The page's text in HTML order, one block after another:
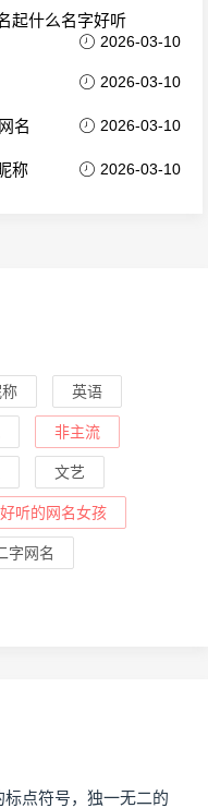
起什么名字好听
2026-03-10
2026-03-10
名 2026-03-10
称 2026-03-10
英语
非主流
文艺
好听的网名女孩
字网名
点符号，独一无二的